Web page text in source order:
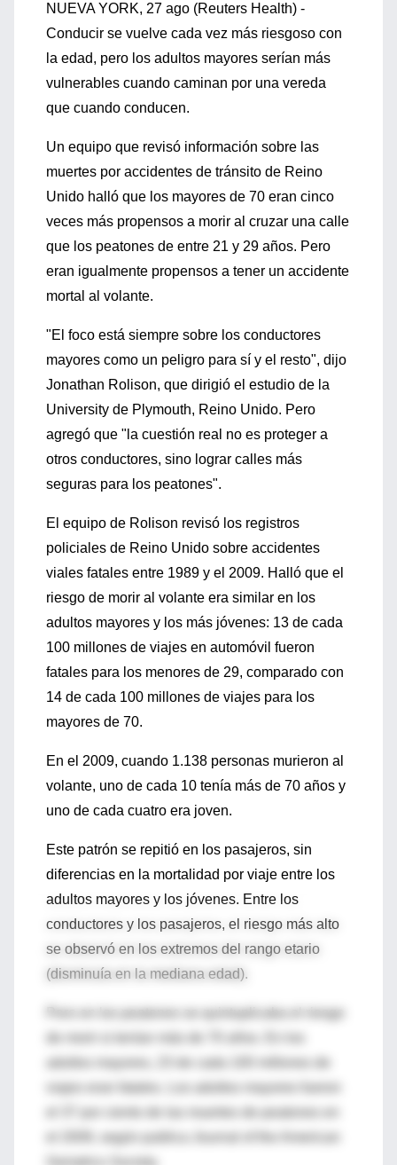
NUEVA YORK, 27 ago (Reuters Health) -
Conducir se vuelve cada vez más riesgoso con
la edad, pero los adultos mayores serían más
vulnerables cuando caminan por una vereda
que cuando conducen.
Un equipo que revisó información sobre las
muertes por accidentes de tránsito de Reino
Unido halló que los mayores de 70 eran cinco
veces más propensos a morir al cruzar una calle
que los peatones de entre 21 y 29 años. Pero
eran igualmente propensos a tener un accidente
mortal al volante.
"El foco está siempre sobre los conductores
mayores como un peligro para sí y el resto", dijo
Jonathan Rolison, que dirigió el estudio de la
University de Plymouth, Reino Unido. Pero
agregó que "la cuestión real no es proteger a
otros conductores, sino lograr calles más
seguras para los peatones".
El equipo de Rolison revisó los registros
policiales de Reino Unido sobre accidentes
viales fatales entre 1989 y el 2009. Halló que el
riesgo de morir al volante era similar en los
adultos mayores y los más jóvenes: 13 de cada
100 millones de viajes en automóvil fueron
fatales para los menores de 29, comparado con
14 de cada 100 millones de viajes para los
mayores de 70.
En el 2009, cuando 1.138 personas murieron al
volante, uno de cada 10 tenía más de 70 años y
uno de cada cuatro era joven.
Este patrón se repitió en los pasajeros, sin
diferencias en la mortalidad por viaje entre los
adultos mayores y los jóvenes. Entre los
conductores y los pasajeros, el riesgo más alto
se observó en los extremos del rango etario
(disminuía en la mediana edad).
Pero en los peatones se quintuplicaba el riesgo
adultos mayores, 23 de cada 100 millones de
viajes eran fatales. Los adultos mayores fueron
el 2009, según publica Journal of the American